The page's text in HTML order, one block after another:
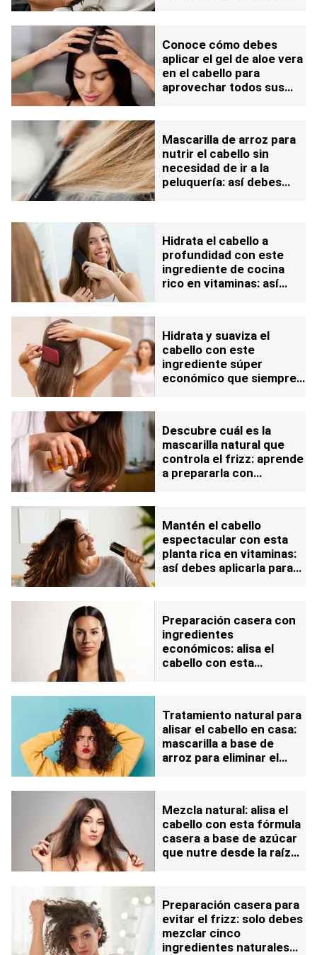
Conoce cómo debes
aplicar el gel de aloe vera
en el cabello para
aprovechar todos sus
Mascarilla de arroz para
nutrir el cabello sin
necesidad de ir a la
peluquería: así debes
Hidrata el cabello a
profundidad con este
ingrediente de cocina
rico en vitaminas: así
Hidrata y suaviza el
cabello con este
ingrediente súper
económico que siempre
Descubre cuál es la
mascarilla natural que
controla el frizz: aprende
a prepararla con
Mantén el cabello
espectacular con esta
planta rica en vitaminas:
así debes aplicarla para
Preparación casera con
ingredientes
económicos: alisa el
cabello con esta
Tratamiento natural para
alisar el cabello en casa:
mascarilla a base de
arroz para eliminar el
Mezcla natural: alisa el
cabello con esta fórmula
casera a base de azúcar
que nutre desde la raíz
Preparación casera para
evitar el frizz: solo debes
mezclar cinco
ingredientes naturales